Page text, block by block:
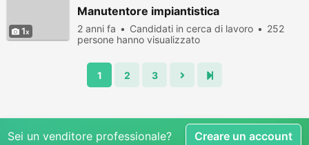
1
Manutentore impiantistica
2 anni fa Candidati in cerca di lavoro
252
persone hanno visualizzato
1 2 3
Sei un venditore professionale? Creare un account